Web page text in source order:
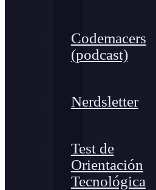
Codemacers
(podcast)
Nerdsletter
Test de
Orientación
Tecnológica